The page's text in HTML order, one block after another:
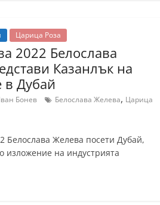
Царица Роза
2022 Белослава
Казанлък на
в Дубай
Бонев Белослава Желева, Царица
Белослава Желева посети Дубай,
изложение на индустрията